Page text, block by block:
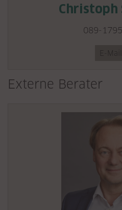
Christoph
089-
E-Mail
Externe Berater